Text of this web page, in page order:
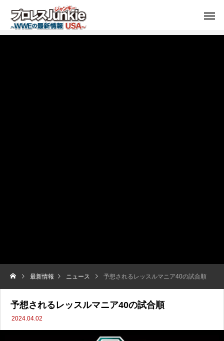
最新情報 ニュース 予想されるレッスルマニア40の試合順
予想されるレッスルマニア40の試合順
2024.04.02